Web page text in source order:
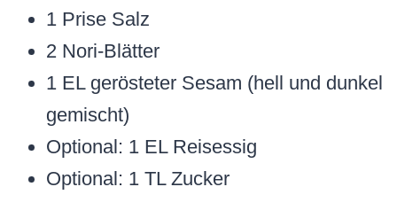
1 Prise Salz
2 Nori-Blätter
1 EL gerösteter Sesam (hell und dunkel
gemischt)
Optional: 1 EL Reisessig
Optional: 1 TL Zucker